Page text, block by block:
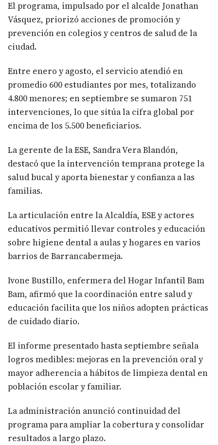
El programa, impulsado por el alcalde Jonathan
Vásquez, priorizó acciones de promoción y
prevención en colegios y centros de salud de la
ciudad.
Entre enero y agosto, el servicio atendió en
promedio 600 estudiantes por mes, totalizando
4.800 menores; en septiembre se sumaron 751
intervenciones, lo que sitúa la cifra global por
encima de los 5.500 beneficiarios.
La gerente de la ESE, Sandra Vera Blandón,
destacó que la intervención temprana protege la
salud bucal y aporta bienestar y confianza a las
familias.
La articulación entre la Alcaldía, ESE y actores
educativos permitió llevar controles y educación
sobre higiene dental a aulas y hogares en varios
barrios de Barrancabermeja.
Ivone Bustillo, enfermera del Hogar Infantil Bam
Bam, afirmó que la coordinación entre salud y
educación facilita que los niños adopten prácticas
de cuidado diario.
El informe presentado hasta septiembre señala
logros medibles: mejoras en la prevención oral y
mayor adherencia a hábitos de limpieza dental en
población escolar y familiar.
La administración anunció continuidad del
programa para ampliar la cobertura y consolidar
resultados a largo plazo.